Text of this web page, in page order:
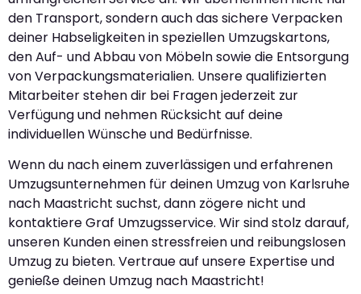
den Transport, sondern auch das sichere Verpacken
deiner Habseligkeiten in speziellen Umzugskartons,
den Auf- und Abbau von Möbeln sowie die Entsorgung
von Verpackungsmaterialien. Unsere qualifizierten
Mitarbeiter stehen dir bei Fragen jederzeit zur
Verfügung und nehmen Rücksicht auf deine
individuellen Wünsche und Bedürfnisse.
Wenn du nach einem zuverlässigen und erfahrenen
Umzugsunternehmen für deinen Umzug von Karlsruhe
nach Maastricht suchst, dann zögere nicht und
kontaktiere Graf Umzugsservice. Wir sind stolz darauf,
unseren Kunden einen stressfreien und reibungslosen
Umzug zu bieten. Vertraue auf unsere Expertise und
genieße deinen Umzug nach Maastricht!